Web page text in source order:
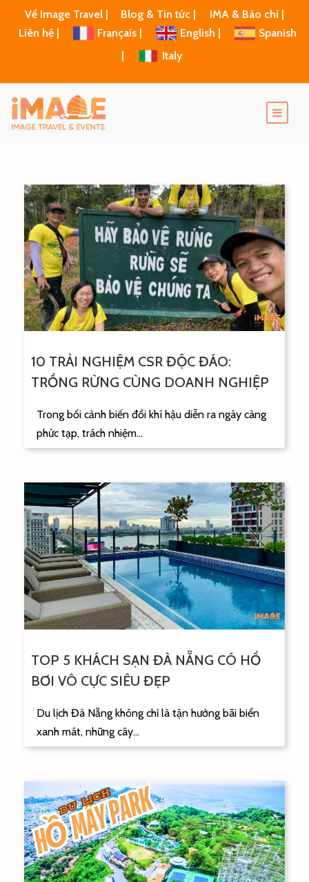
Về Image Travel | Blog & Tin tức |
IMA & Báo chí |
Liên hệ |
Français | English |
Spanish
Italy
10 TRẢI NGHIỆM CSR ĐỘC ĐÁO:
TRỒNG RỪNG CÙNG DOANH NGHIỆP
Trong bối cảnh biến đổi khí hậu diễn ra ngày càng
phức tạp, trách nhiệm...
TOP 5 KHÁCH SẠN ĐÀ NẴNG CÓ HỒ
BƠI VÔ CỰC SIÊU ĐẸP
Du lịch Đà Nẵng không chỉ là tận hưởng bãi biển
xanh mát, những cây...